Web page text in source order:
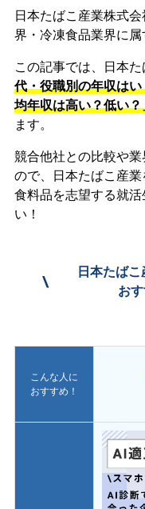
日本たばこ産業株式
界・冷凍食品業界に属
この記事では、日本た
代・役職別の年収は
均年収は高い？低い？
ます。
競合他社との比較や
ので、日本たばこ産業
食料品を志望する就
い！
\
日本たばこ
お
こんな人に
おすすめ！